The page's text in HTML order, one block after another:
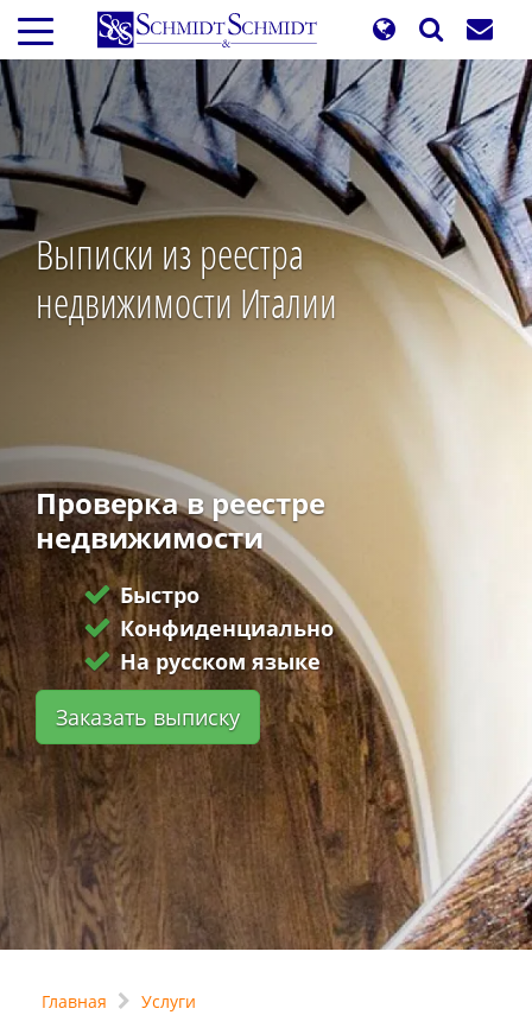
Перейти
основному
содержанию
Выписки из реестра
недвижимости Италии
Проверка в реестре
недвижимости
Быстро
Конфиденциально
На русском языке
Заказать выписку
Главная
Услуги